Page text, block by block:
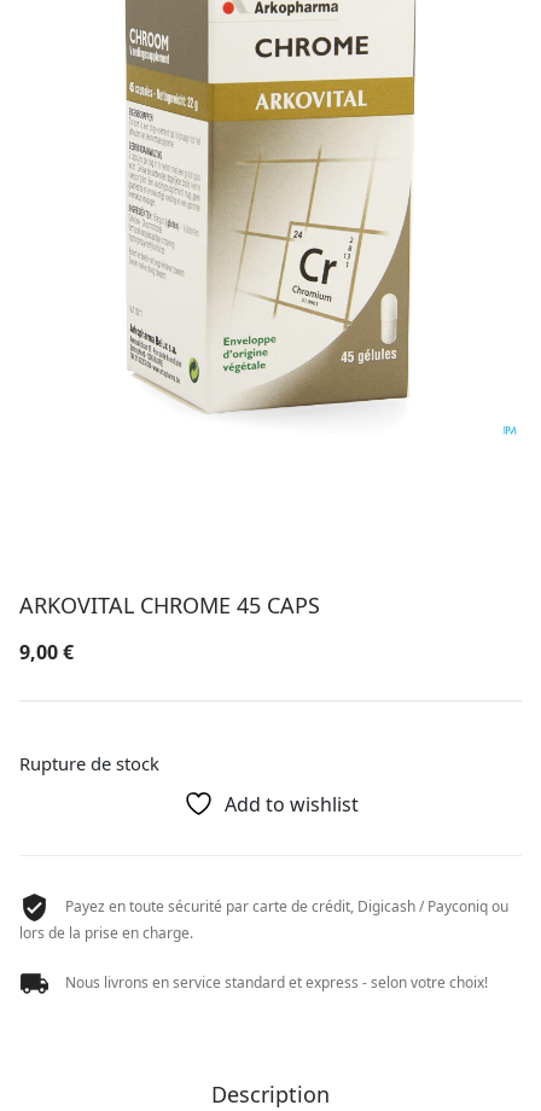
ARKOVITAL CHROME 45 CAPS
9,00€
Rupture de stock
Add to wishlist
Payez en toute sécurité par carte de crédit, Digicash / Payconiq ou
lors de la prise en charge.
Nous livrons en service standard et express - selon votre choix!
Description